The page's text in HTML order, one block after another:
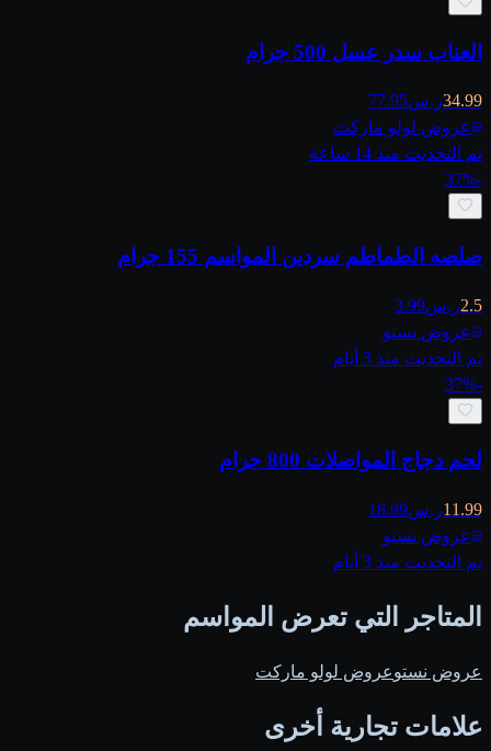
العناب سدر عسل 500 جرام
34.99ر.س77.95
عروض لولو ماركت
تم التحديث منذ 14 ساعة
-
37%
صلصه الطماطم سردين المواسم 155 جرام
2.5ر.س3.99
عروض نستو
تم التحديث منذ 3 أيام
-
37%
لحم دجاج المواصلات 800 جرام
11.99ر.س18.99
عروض نستو
تم التحديث منذ 3 أيام
المتاجر التي تعرض المواسم
عروض نستوعروض لولو ماركت
علامات تجارية أخرى